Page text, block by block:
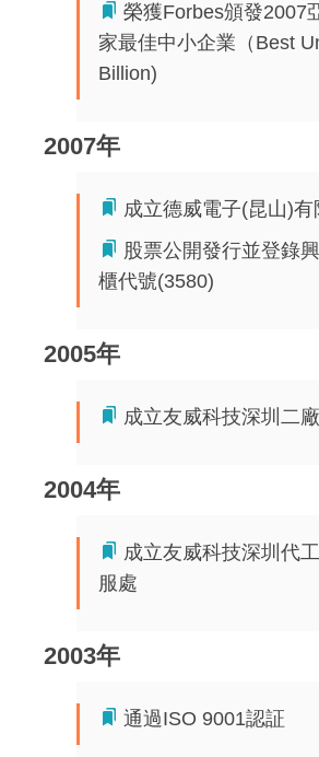
榮獲Forbes頒發2007
家最佳中小企業（Best
Billion)
2007年
成立德威電子(昆山)有
股票公開發行並登錄
櫃代號(3580)
2005年
成立友威科技深圳二廠
2004年
成立友威科技深圳代
服處
2003年
通過ISO 9001認証